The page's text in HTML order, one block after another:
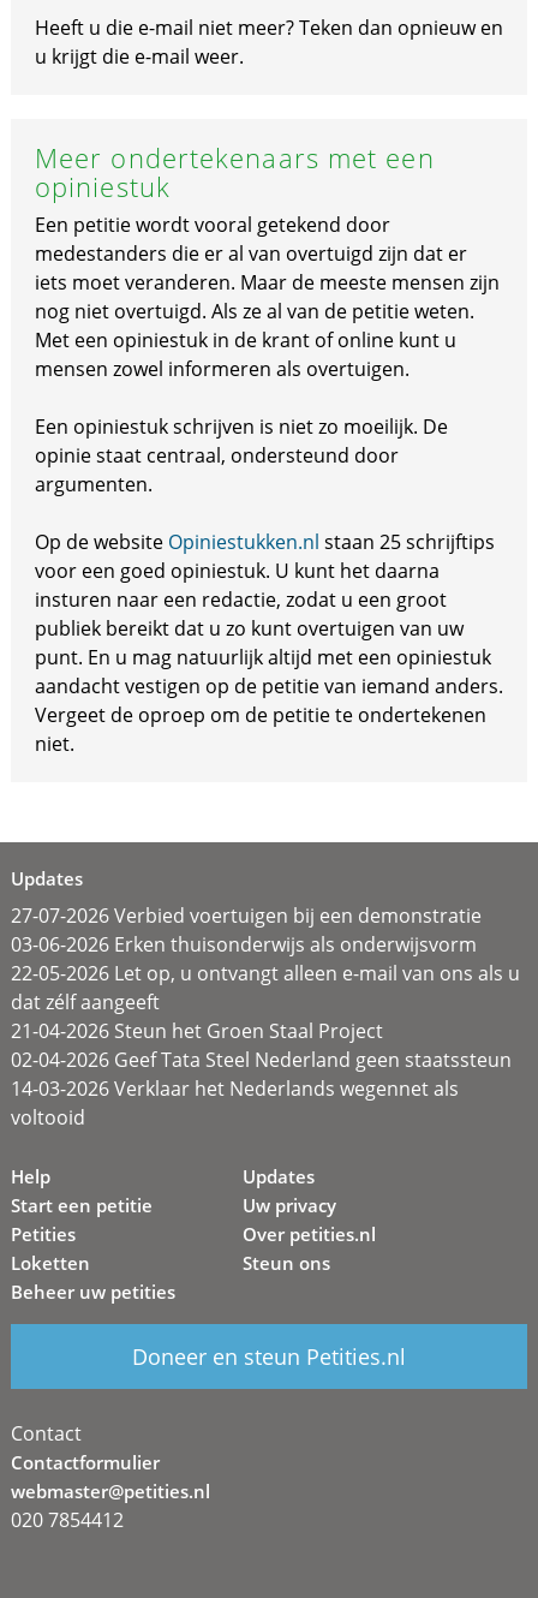
Heeft u die e-mail niet meer? Teken dan opnieuw en
u krijgt die e-mail weer.
Meer ondertekenaars met een
opiniestuk
Een petitie wordt vooral getekend door
medestanders die er al van overtuigd zijn dat er
iets moet veranderen. Maar de meeste mensen zijn
nog niet overtuigd. Als ze al van de petitie weten.
Met een opiniestuk in de krant of online kunt u
mensen zowel informeren als overtuigen.
Een opiniestuk schrijven is niet zo moeilijk. De
opinie staat centraal, ondersteund door
argumenten.
Op de website Opiniestukken.nl staan 25 schrijftips
voor een goed opiniestuk. U kunt het daarna
insturen naar een redactie, zodat u een groot
publiek bereikt dat u zo kunt overtuigen van uw
punt. En u mag natuurlijk altijd met een opiniestuk
aandacht vestigen op de petitie van iemand anders.
Vergeet de oproep om de petitie te ondertekenen
niet.
Updates
27-07-2026 Verbied voertuigen bij een demonstratie
03-06-2026 Erken thuisonderwijs als onderwijsvorm
22-05-2026 Let op, u ontvangt alleen e-mail van ons als u
dat zélf aangeeft
21-04-2026 Steun het Groen Staal Project
02-04-2026 Geef Tata Steel Nederland geen staatssteun
14-03-2026 Verklaar het Nederlands wegennet als
voltooid
Help
Start een petitie
Petities
Loketten
Beheer uw petities
Updates
Uw privacy
Over petities.nl
Steun ons
Doneer en steun Petities.nl
Contact
Contactformulier
webmaster@petities.nl
020 7854412